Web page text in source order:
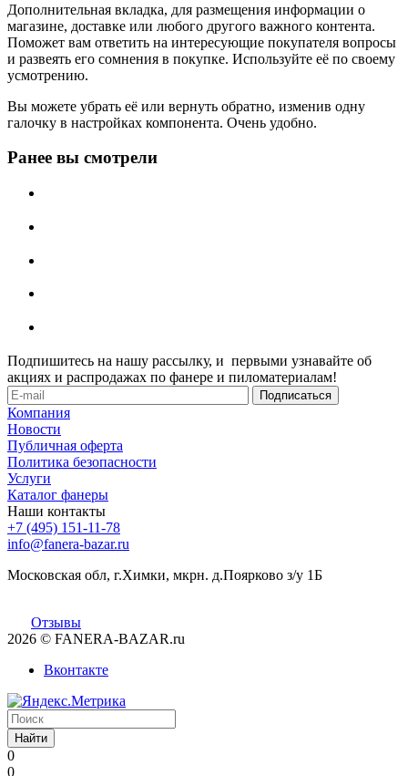
Дополнительная вкладка, для размещения информации о
магазине, доставке или любого другого важного контента.
Поможет вам ответить на интересующие покупателя вопросы
и развеять его сомнения в покупке. Используйте её по своему
усмотрению.
Вы можете убрать её или вернуть обратно, изменив одну
галочку в настройках компонента. Очень удобно.
Ранее вы смотрели
Подпишитесь на нашу рассылку, и первыми узнавайте об
акциях и распродажах по фанере и пиломатериалам!
Компания
Новости
Публичная оферта
Политика безопасности
Услуги
Каталог фанеры
Наши контакты
+7 (495) 151-11-78
info@fanera-bazar.ru
Московская обл, г.Химки, мкрн. д.Поярково з/у 1Б
Отзывы
2026 © FANERA-BAZAR.ru
Вконтакте
Найти
0
0